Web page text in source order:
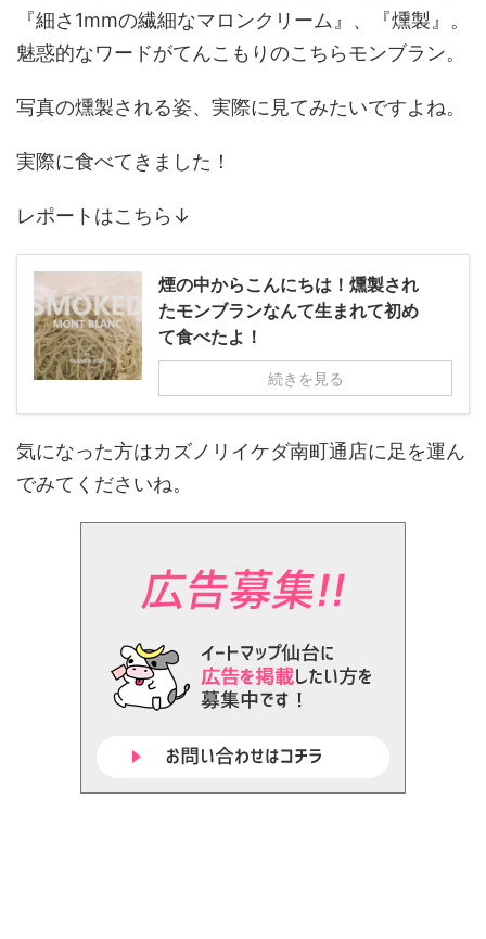
『細さ1mmの繊細なマロンクリーム』、『燻製』。
魅惑的なワードがてんこもりのこちらモンブラン。
写真の燻製される姿、実際に見てみたいですよね。
実際に食べてきました！
レポートはこちら↓
煙の中からこんにちは！燻製され
たモンブランなんて生まれて初め
て食べたよ！
続きを見る
気になった方はカズノリイケダ南町通店に足を運ん
でみてくださいね。